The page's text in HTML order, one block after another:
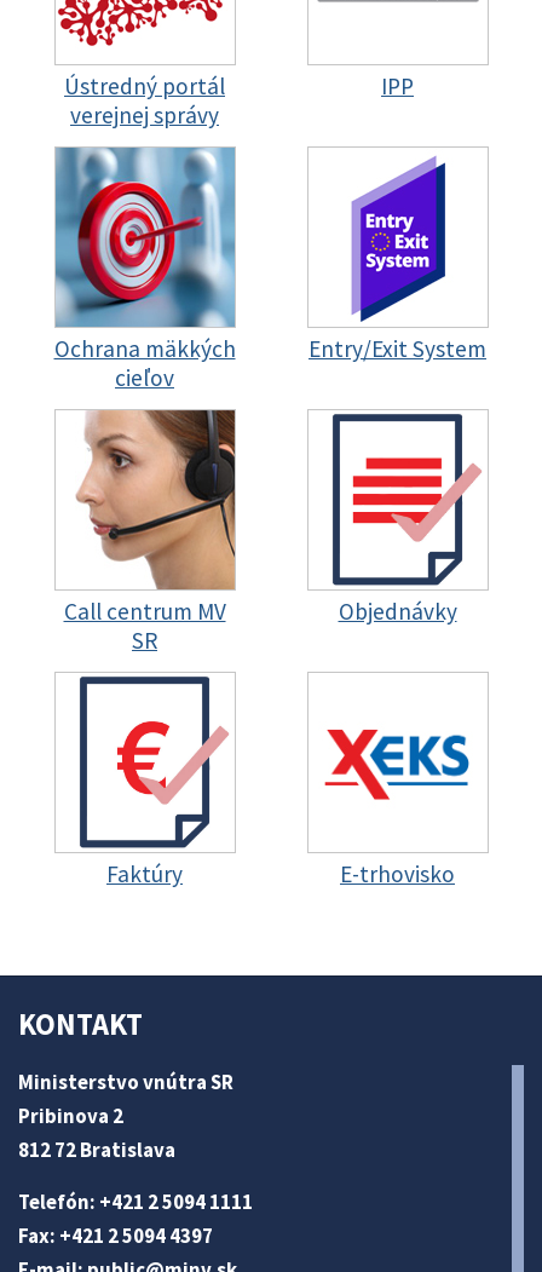
Ústredný portál
verejnej správy
IPP
Ochrana mäkkých
cieľov
Entry/Exit System
Call centrum MV
SR
Objednávky
Faktúry E-trhovisko
KONTAKT
Ministerstvo vnútra SR
Pribinova 2
812 72 Bratislava
Telefón: +421 2 5094 1111
Fax: +421 2 5094 4397